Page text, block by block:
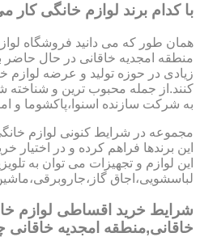
با کدام برند لوازم خانگی کار
همان طور که می دانید فروشگاه
منطقه امجدیه خاقانی در حال حاضر
زیادی در حوزه تولید و عرضه لوازم
کنند.از جمله محبوب ترین و شناخته
به شرکت سازنده اسنوا،پاکشوما و
مجموعه در شرایط کنونی لوازم
این برندها فراهم کرده و در اختیار
این لوازم و تجهیزات می توان به
لباسشویی،اجاق
شرایط خرید اقساطی لوازم
خاقانی,منطقه امجدیه